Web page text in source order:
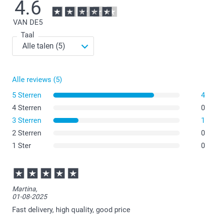
4.6
VAN DE5
Taal
Alle reviews (5)
5 Sterren
4
4 Sterren
0
3 Sterren
1
2 Sterren
0
1 Ster
0
Martina,
01-08-2025
Fast delivery, high quality, good price